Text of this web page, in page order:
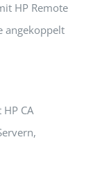
HP Remote
angekoppelt
CA